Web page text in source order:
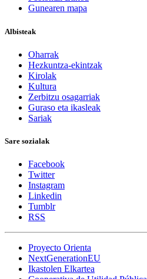
Gunearen mapa
Albisteak
Oharrak
Hezkuntza-ekintzak
Kirolak
Kultura
Zerbitzu osagarriak
Guraso eta ikasleak
Sariak
Sare sozialak
Facebook
Twitter
Instagram
Linkedin
Tumblr
RSS
Proyecto Orienta
NextGenerationEU
Ikastolen Elkartea